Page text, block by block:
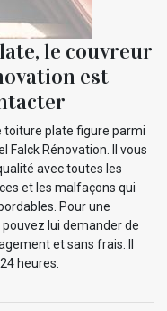
le couvreur
est
toiture plate figure parmi
Falck Rénovation. Il vous
avec toutes les
et les malfaçons qui
Pour une
lui demander de
et sans frais. Il
heures.